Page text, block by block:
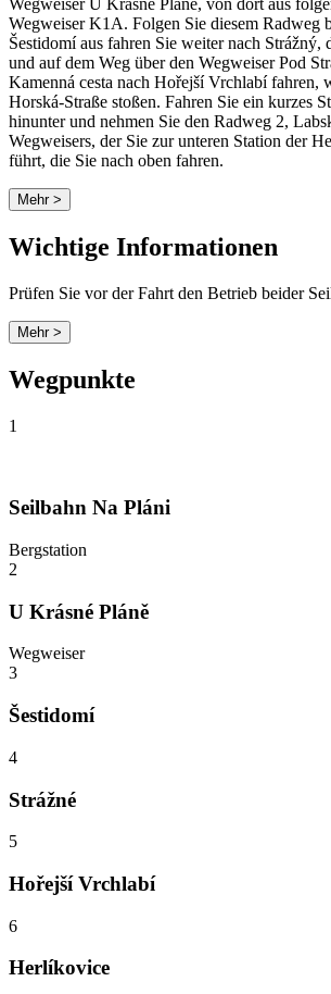
Wegweiser K1A. Folgen Sie diesem Radweg
Šestidomí aus fahren Sie weiter nach Strážný,
und auf dem Weg über den Wegweiser Pod
Kamenná cesta nach Hořejší Vrchlabí fahren,
Horská-Straße stoßen. Fahren Sie ein kurzes
hinunter und nehmen Sie den Radweg 2,
Wegweisers, der Sie zur unteren Station der
führt, die Sie nach oben fahren.
Mehr >
Wichtige Informationen
Prüfen Sie vor der Fahrt den Betrieb beider
Mehr >
Wegpunkte
1
Seilbahn Na Pláni
Bergstation
2
U Krásné Pláně
Wegweiser
3
Šestidomí
4
Strážné
5
Hořejší Vrchlabí
6
Herlíkovice